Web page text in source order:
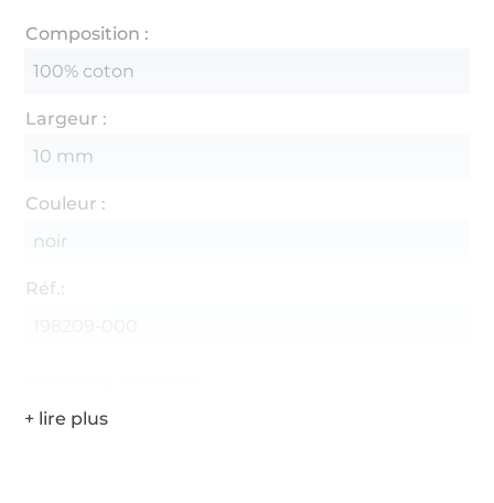
Composition :
100% coton
Largeur :
10 mm
Couleur :
noir
Réf.: